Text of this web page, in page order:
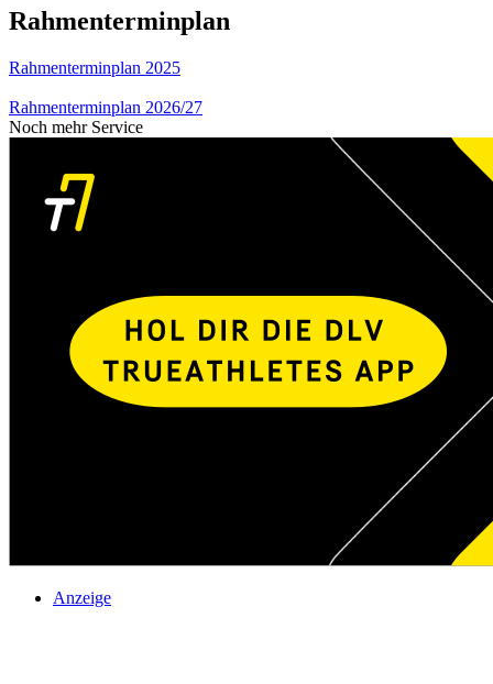
Rahmenterminplan
Rahmenterminplan 2025
Rahmenterminplan 2026/27
Noch mehr Service
Anzeige